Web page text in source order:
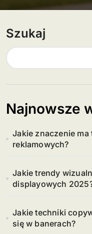
Szukaj
Najnowsze
Jakie znaczenie
reklamowych?
Jakie trendy
displayowych
Jakie techniki
się w banerach?